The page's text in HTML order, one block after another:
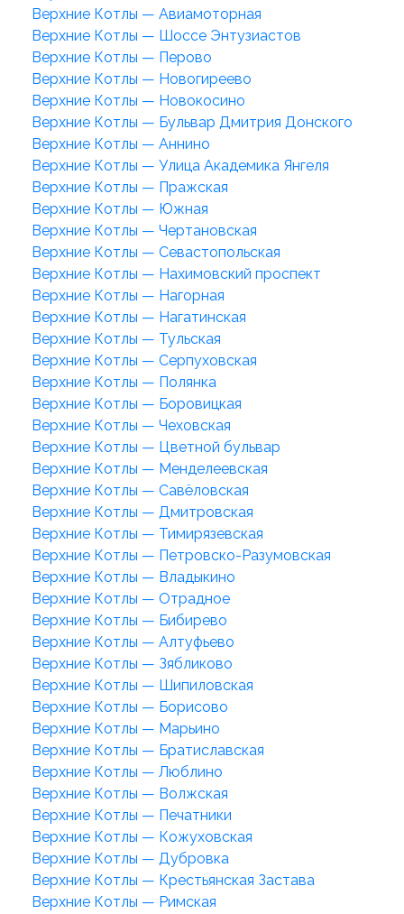
Верхние Котлы — Авиамоторная
Верхние Котлы — Шоссе Энтузиастов
Верхние Котлы — Перово
Верхние Котлы — Новогиреево
Верхние Котлы — Новокосино
Верхние Котлы — Бульвар Дмитрия Донского
Верхние Котлы — Аннино
Верхние Котлы — Улица Академика Янгеля
Верхние Котлы — Пражская
Верхние Котлы — Южная
Верхние Котлы — Чертановская
Верхние Котлы — Севастопольская
Верхние Котлы — Нахимовский проспект
Верхние Котлы — Нагорная
Верхние Котлы — Нагатинская
Верхние Котлы — Тульская
Верхние Котлы — Серпуховская
Верхние Котлы — Полянка
Верхние Котлы — Боровицкая
Верхние Котлы — Чеховская
Верхние Котлы — Цветной бульвар
Верхние Котлы — Менделеевская
Верхние Котлы — Савёловская
Верхние Котлы — Дмитровская
Верхние Котлы — Тимирязевская
Верхние Котлы — Петровско-Разумовская
Верхние Котлы — Владыкино
Верхние Котлы — Отрадное
Верхние Котлы — Бибирево
Верхние Котлы — Алтуфьево
Верхние Котлы — Зябликово
Верхние Котлы — Шипиловская
Верхние Котлы — Борисово
Верхние Котлы — Марьино
Верхние Котлы — Братиславская
Верхние Котлы — Люблино
Верхние Котлы — Волжская
Верхние Котлы — Печатники
Верхние Котлы — Кожуховская
Верхние Котлы — Дубровка
Верхние Котлы — Крестьянская Застава
Верхние Котлы — Римская